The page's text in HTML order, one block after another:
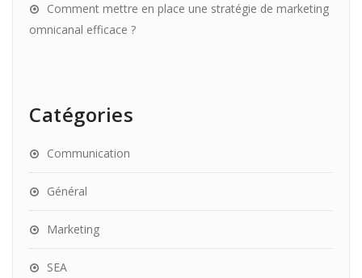
Comment mettre en place une stratégie de marketing
omnicanal efficace ?
Catégories
Communication
Général
Marketing
SEA